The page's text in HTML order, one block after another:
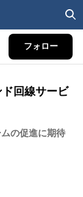
フォロー
回線サービ
の促進に期待